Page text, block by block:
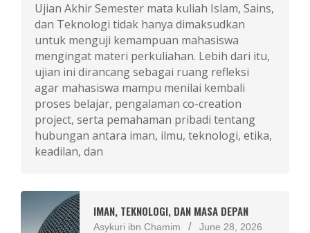
Ujian Akhir Semester mata kuliah Islam, Sains,
dan Teknologi tidak hanya dimaksudkan
untuk menguji kemampuan mahasiswa
mengingat materi perkuliahan. Lebih dari itu,
ujian ini dirancang sebagai ruang refleksi
agar mahasiswa mampu menilai kembali
proses belajar, pengalaman co-creation
project, serta pemahaman pribadi tentang
hubungan antara iman, ilmu, teknologi, etika,
keadilan, dan
IMAN, TEKNOLOGI, DAN MASA DEPAN
Asykuri ibn Chamim June 28, 2026